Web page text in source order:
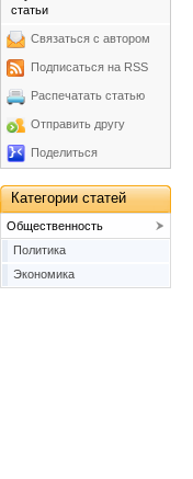
статьи
Связаться с автором
Подписаться на RSS
Распечатать статью
Отправить другу
Поделиться
Категории статей
Общественность
Политика
Экономика